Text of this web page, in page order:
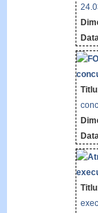
Titlu
Titlu